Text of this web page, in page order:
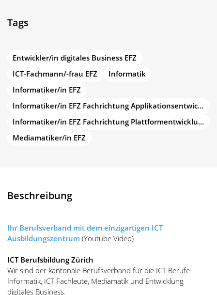
Tags
Entwickler/in digitales Business EFZ
ICT-Fachmann/-frau EFZ
Informatik
Informatiker/in EFZ
Informatiker/in EFZ Fachrichtung Applikationsentwicklung
Informatiker/in EFZ Fachrichtung Plattformentwicklung
Mediamatiker/in EFZ
Beschreibung
Ihr Berufsverband mit dem einzigartigen ICT
Ausbildungszentrum (Youtube Video)
ICT Berufsbildung Zürich
Wir sind der kantonale Berufsverband für die ICT Berufe
Informatik, ICT Fachleute, Mediamatik und Entwicklung
digitales Business.